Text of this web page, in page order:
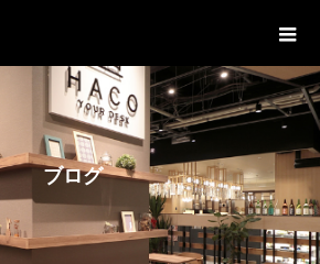
ブログ